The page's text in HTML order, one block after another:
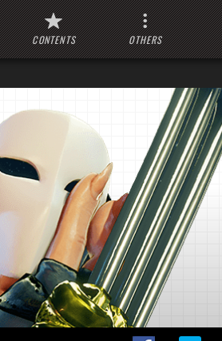
CONTENTS OTHERS